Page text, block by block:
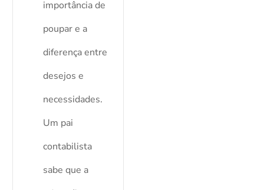
importância de
poupar e a
diferença entre
desejos e
necessidades.
Um pai
contabilista
sabe que a